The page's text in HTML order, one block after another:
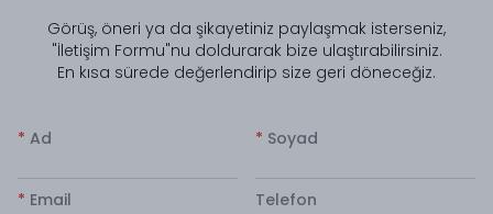
​Görüş, öneri ya da şikayetiniz paylaşmak isterseniz,
"İletişim Formu"nu doldurarak bize ulaştırabilirsiniz.
En kısa sürede değerlendirip size geri döneceğiz.
* Ad * Soyad
* Email Telefon